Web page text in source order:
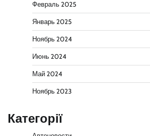
Февраль 2025
Январь 2025
Ноябрь 2024
Июнь 2024
Май 2024
Ноябрь 2023
Категорії